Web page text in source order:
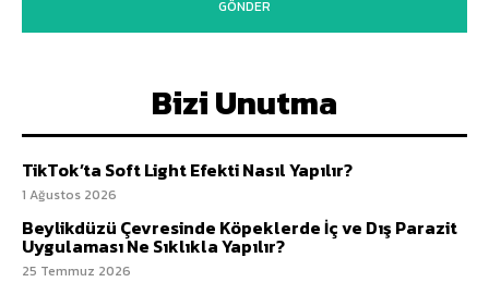
GÖNDER
Bizi Unutma
TikTok’ta Soft Light Efekti Nasıl Yapılır?
1 Ağustos 2026
Beylikdüzü Çevresinde Köpeklerde İç ve Dış Parazit
Uygulaması Ne Sıklıkla Yapılır?
25 Temmuz 2026